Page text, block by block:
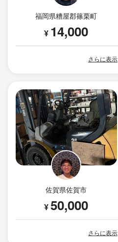
福岡県糟屋郡篠栗町
¥ 14,000
さらに表示
佐賀県佐賀市
¥50,000
さらに表示